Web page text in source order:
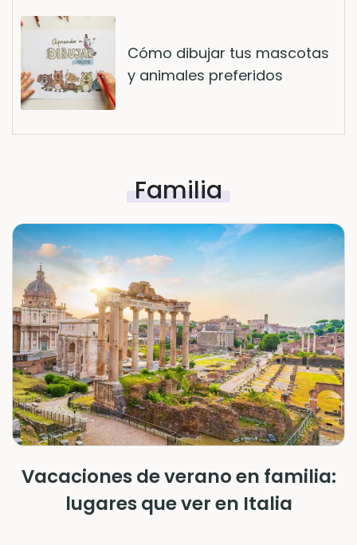
Cómo dibujar tus mascotas
y animales preferidos
Familia
Vacaciones de verano en familia:
lugares que ver en Italia